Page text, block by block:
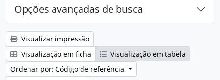
Opções avançadas de busca
Visualizar impressão
Visualização em ficha
Visualização em tabela
Ordenar por: Código de referência